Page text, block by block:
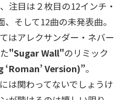
注目は２枚目の12インチ・
そして12曲の未発表曲。
はアレクサンダー・ネバー
"Sugar Wall"のリミック
Version)”。
は関わってないでしょうけ